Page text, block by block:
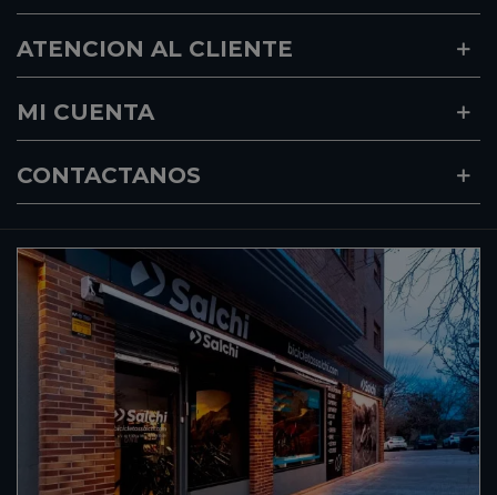
ATENCION AL CLIENTE
MI CUENTA
CONTACTANOS